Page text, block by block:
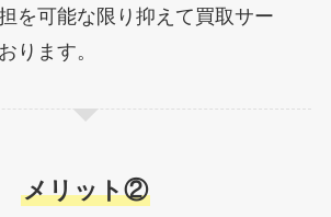
を可能な限り抑えて買取サー
ります。
メリット②